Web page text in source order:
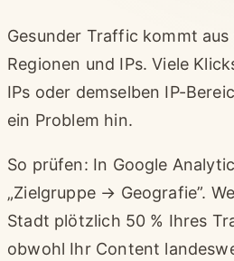
Gesunder Traffic kommt
Regionen und IPs. Viele
IPs oder demselben IP-
ein Problem hin.
So prüfen: In Google
„Zielgruppe → Geografie”.
Stadt plötzlich 50 % Ihres
obwohl Ihr Content